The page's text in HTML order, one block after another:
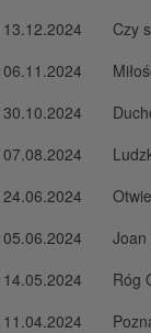
13.12.2024
Czy
06.11.2024
30.10.2024
07.08.2024
24.06.2024
05.06.2024
Joan
14.05.2024
Róg
11.04.2024